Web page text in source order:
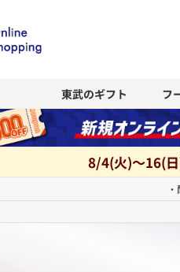
東武のギフト フ
8/4(火)～16(